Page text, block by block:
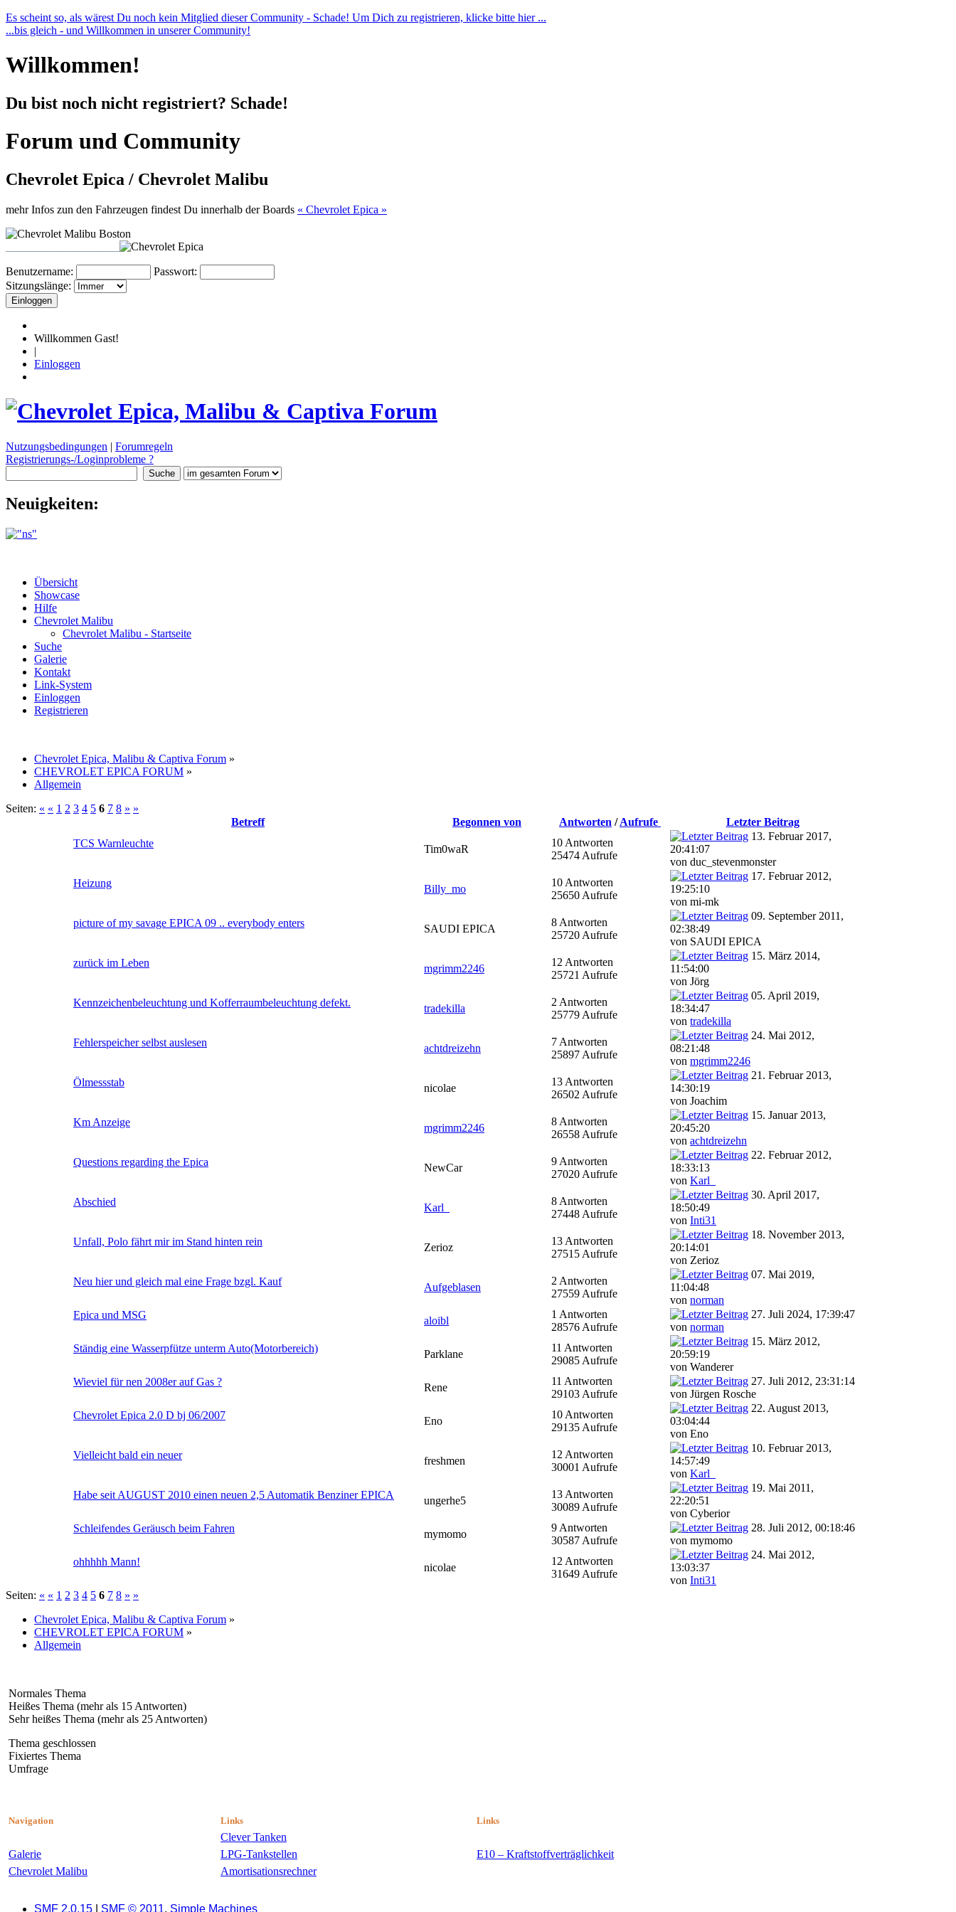
Es scheint so, als wärest Du noch kein Mitglied dieser Community - Schade! Um Dich zu registrieren, klicke bitte hier ...
...bis gleich - und Willkommen in unserer Community!
Willkommen!
Du bist noch nicht registriert? Schade!
Forum und Community
Chevrolet Epica / Chevrolet Malibu
mehr Infos zun den Fahrzeugen findest Du innerhalb der Boards « Chevrolet Epica »
Benutzername:
Passwort:
Sitzungslänge:
Willkommen Gast!
|
Einloggen
Nutzungsbedingungen | Forumregeln
Registrierungs-/Loginprobleme ?
Neuigkeiten:
Übersicht
Showcase
Hilfe
Chevrolet Malibu
Chevrolet Malibu - Startseite
Suche
Galerie
Kontakt
Link-System
Einloggen
Registrieren
Chevrolet Epica, Malibu & Captiva Forum »
CHEVROLET EPICA FORUM »
Allgemein
Seiten: « « 1 2 3 4 5 6 7 8 » »
Betreff
Begonnen von Antworten /Aufrufe
Letzter Beitrag
TCS Warnleuchte
Tim0waR
10 Antworten
25474 Aufrufe
13. Februar 2017,
20:41:07
von duc_stevenmonster
Heizung
Billy_mo
10 Antworten
25650 Aufrufe
17. Februar 2012,
19:25:10
von mi-mk
picture of my savage EPICA 09 .. everybody enters
SAUDI EPICA
8 Antworten
25720 Aufrufe
09. September 2011,
02:38:49
von SAUDI EPICA
zurück im Leben
mgrimm2246
12 Antworten
25721 Aufrufe
15. März 2014,
11:54:00
von Jörg
Kennzeichenbeleuchtung und Kofferraumbeleuchtung defekt.
tradekilla
2 Antworten
25779 Aufrufe
05. April 2019,
18:34:47
von tradekilla
Fehlerspeicher selbst auslesen
achtdreizehn
7 Antworten
25897 Aufrufe
24. Mai 2012,
08:21:48
von mgrimm2246
Ölmessstab
nicolae
13 Antworten
26502 Aufrufe
21. Februar 2013,
14:30:19
von Joachim
Km Anzeige
mgrimm2246
8 Antworten
26558 Aufrufe
15. Januar 2013,
20:45:20
von achtdreizehn
Questions regarding the Epica
NewCar
9 Antworten
27020 Aufrufe
22. Februar 2012,
18:33:13
von Karl_
Abschied
Karl_
8 Antworten
27448 Aufrufe
30. April 2017,
18:50:49
von Inti31
Unfall, Polo fährt mir im Stand hinten rein
Zerioz
13 Antworten
27515 Aufrufe
18. November 2013,
20:14:01
von Zerioz
Neu hier und gleich mal eine Frage bzgl. Kauf
Aufgeblasen
2 Antworten
27559 Aufrufe
07. Mai 2019,
11:04:48
von norman
Epica und MSG
aloibl
1 Antworten
28576 Aufrufe
27. Juli 2024, 17:39:47
von norman
Ständig eine Wasserpfütze unterm Auto(Motorbereich)
Parklane
11 Antworten
29085 Aufrufe
15. März 2012,
20:59:19
von Wanderer
Wieviel für nen 2008er auf Gas ?
Rene
11 Antworten
29103 Aufrufe
27. Juli 2012, 23:31:14
von Jürgen Rosche
Chevrolet Epica 2.0 D bj 06/2007
Eno
10 Antworten
29135 Aufrufe
22. August 2013,
03:04:44
von Eno
Vielleicht bald ein neuer
freshmen
12 Antworten
30001 Aufrufe
10. Februar 2013,
14:57:49
von Karl_
Habe seit AUGUST 2010 einen neuen 2,5 Automatik Benziner EPICA
ungerhe5
13 Antworten
30089 Aufrufe
19. Mai 2011,
22:20:51
von Cyberior
Schleifendes Geräusch beim Fahren
mymomo
9 Antworten
30587 Aufrufe
28. Juli 2012, 00:18:46
von mymomo
ohhhhh Mann!
nicolae
12 Antworten
31649 Aufrufe
24. Mai 2012,
13:03:37
von Inti31
Seiten: « « 1 2 3 4 5 6 7 8 » »
Chevrolet Epica, Malibu & Captiva Forum »
CHEVROLET EPICA FORUM »
Allgemein
Normales Thema
Heißes Thema (mehr als 15 Antworten)
Sehr heißes Thema (mehr als 25 Antworten)
Thema geschlossen
Fixiertes Thema
Umfrage
Navigation Links Links
Clever Tanken
Galerie
LPG-Tankstellen
E10 – Kraftstoffverträglichkeit
Chevrolet Malibu
Amortisationsrechner
SMF 2.0.15 SMF © 2011, Simple Machines